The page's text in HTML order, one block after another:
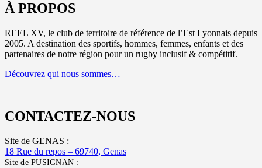
À PROPOS
REEL XV, le club de territoire de référence de l’Est Lyonnais depuis
2005. A destination des sportifs, hommes, femmes, enfants et des
partenaires de notre région pour un rugby inclusif & compétitif.
Découvrez qui nous sommes…
CONTACTEZ-NOUS
Site de GENAS :
18 Rue du repos – 69740, Genas
Site de PUSIGNAN :